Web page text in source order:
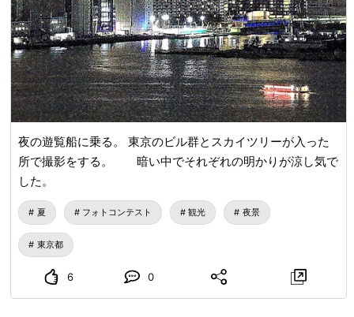
夜の遊覧船に乗る。 東京のビル群とスカイツリーが入った
所で撮影をする。 暗い中でそれぞれの明かりが涼し気で
した。
夏 フォトコンテスト 観光 夜景
東京都
6 0